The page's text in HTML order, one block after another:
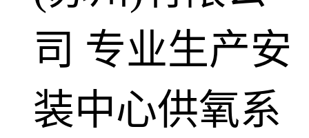
司 专业生产安
装中心供氧系